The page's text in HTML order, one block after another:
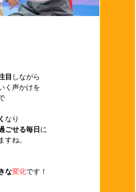
目 しながら
く声かけを
なり
ごせる毎日 に
すね。
な変化です！